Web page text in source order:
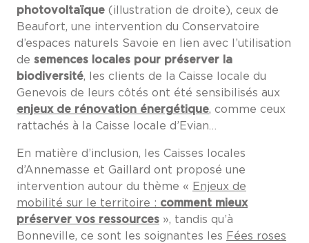
photovoltaïque (illustration de droite), ceux de
Beaufort, une intervention du Conservatoire
d’espaces naturels Savoie en lien avec l’utilisation
de semences locales pour préserver la
biodiversité, les clients de la Caisse locale du
Genevois de leurs côtés ont été sensibilisés aux
enjeux de rénovation énergétique, comme ceux
rattachés à la Caisse locale d’Evian…
En matière d’inclusion, les Caisses locales
d’Annemasse et Gaillard ont proposé une
intervention autour du thème « Enjeux de
mobilité sur le territoire : comment mieux
préserver vos ressources », tandis qu’à
Bonneville, ce sont les soignantes les Fées roses